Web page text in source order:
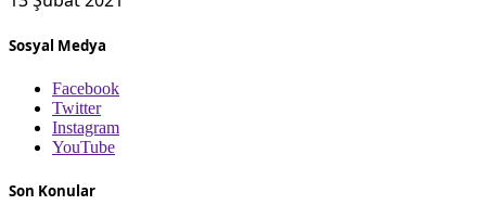
Sosyal Medya
Facebook
Twitter
Instagram
YouTube
Son Konular